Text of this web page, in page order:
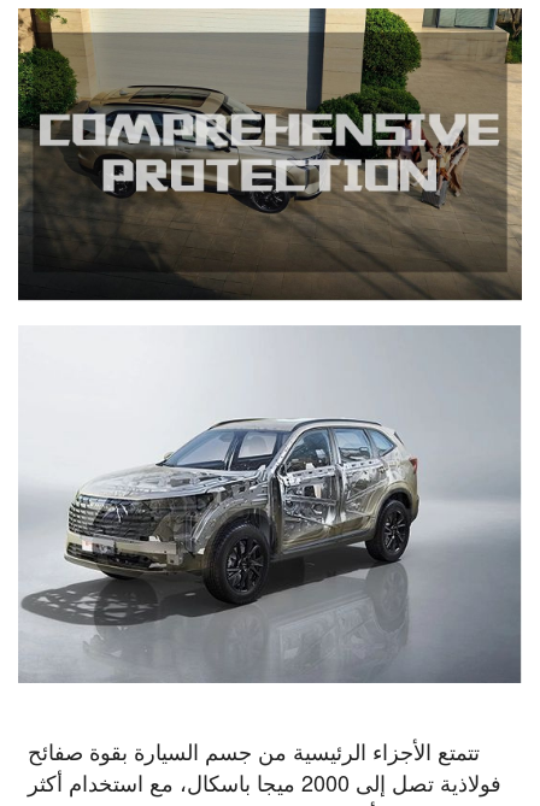
تتمتع الأجزاء الرئيسية من جسم السيارة بقوة صفائح
فولاذية تصل إلى 2000 ميجا باسكال، مع استخدام أكثر